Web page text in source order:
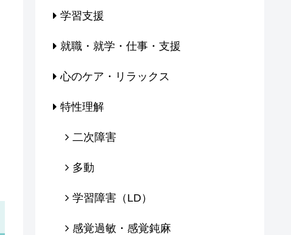
学習支援
就職・就学・仕事・支援
心のケア・リラックス
特性理解
二次障害
多動
学習障害（LD）
感覚過敏・感覚鈍麻